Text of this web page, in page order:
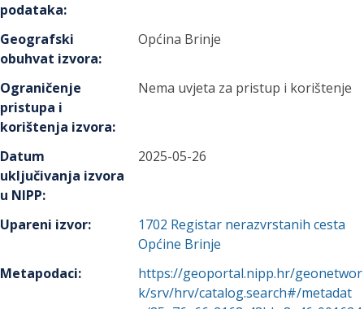
podataka:
Geografski
obuhvat izvora:
Općina Brinje
Ograničenje
pristupa i
korištenja izvora:
Nema uvjeta za pristup i korištenje
Datum
uključivanja izvora
u NIPP:
2025-05-26
Upareni izvor: 1702 Registar nerazvrstanih cesta
Općine Brinje
Metapodaci:
https://geoportal.nipp.hr/geonetwor
k/srv/hrv/catalog.search#/metadat